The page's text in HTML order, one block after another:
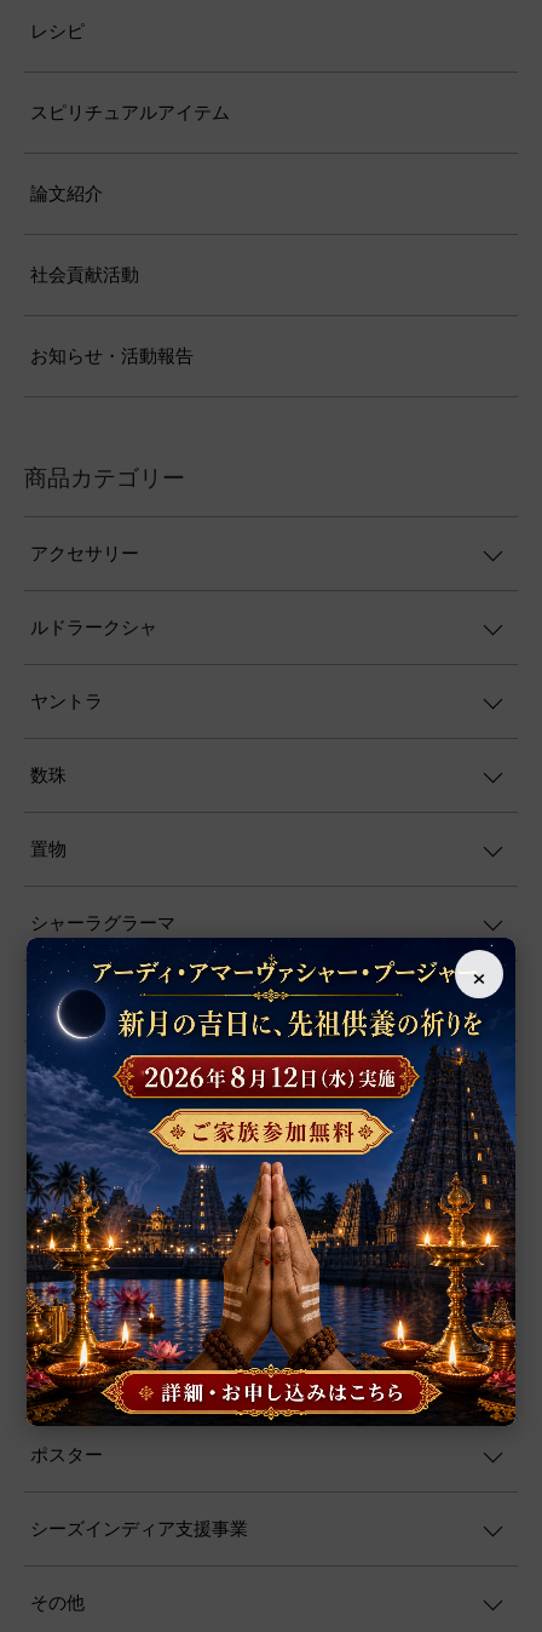
レシピ
スピリチュアルアイテム
論文紹介
社会貢献活動
お知らせ・活動報告
商品カテゴリー
アクセサリー
ルドラークシャ
ヤントラ
数珠
置物
シャーラグラーマ
お香
プージャー用品
プージャー・サービス
ファブリック
ヨーガ
書籍
ポスター
シーズインディア支援事業
その他
×